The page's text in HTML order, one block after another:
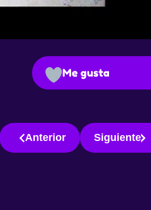
Me gusta
Anterior Siguiente